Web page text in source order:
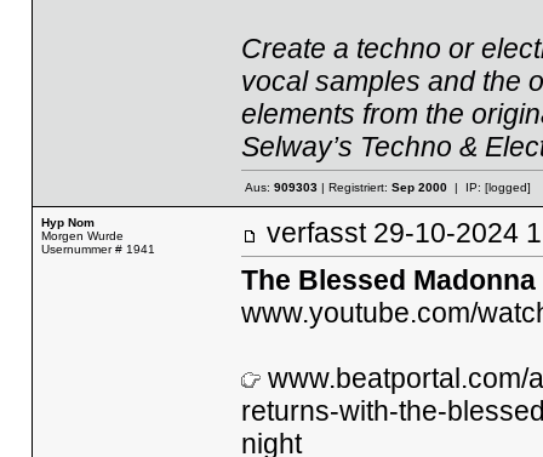
Create a techno or
vocal samples and the
elements from the
Selway’s Techno &
Aus: 909303| Registriert: Sep 2000| IP: [logged]
Hyp Nom
Morgen Wurde
Usernummer # 1941
verfasst 29-10-
The Blessed
www.youtube.com/
www.beatportal.com/
returns-with-the-
night